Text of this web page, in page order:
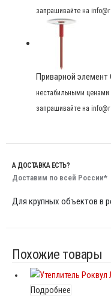
запрашивайте на
Приварной элемент
нестабильными ценами
запрашивайте на
А ДОСТАВКА ЕСТЬ?
Доставим по всей России*
Для крупных объектов в
Похожие товары
Подробнее